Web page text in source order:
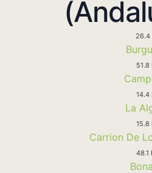
26.4
51.8
14.4
La
15.8
Carrion De
48.1